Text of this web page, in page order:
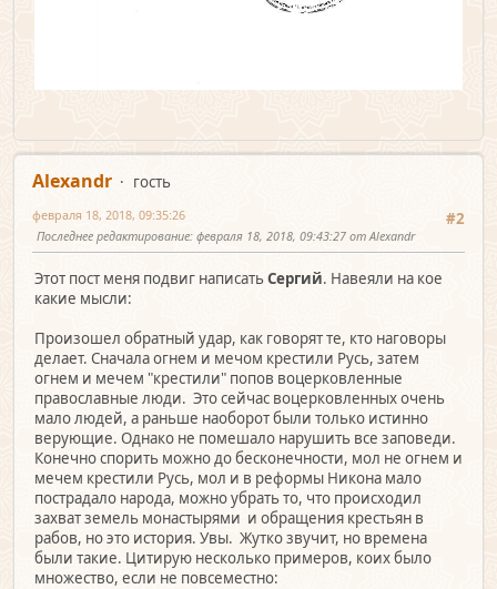
Alexandr
гость
#2
февраля 18, 2018, 09:35:26
Последнее редактирование: февраля 18, 2018, 09:43:27 от Alexandr
Этот пост меня подвиг написатьСергий. Навеяли на кое
какие мысли:
Произошел обратный удар, как говорят те, кто наговоры
делает. Сначала огнем и мечом крестили Русь, затем
огнем и мечем "крестили" попов воцерковленные
православные люди. Это сейчас воцерковленных очень
мало людей, а раньше наоборот были только истинно
верующие. Однако не помешало нарушить все заповеди.
Конечно спорить можно до бесконечности, мол не огнем и
мечем крестили Русь, мол и в реформы Никона мало
пострадало народа, можно убрать то, что происходил
захват земель монастырями и обращения крестьян в
рабов, но это история. Увы. Жутко звучит, но времена
были такие. Цитирую несколько примеров, коих было
множество, если не повсеместно: